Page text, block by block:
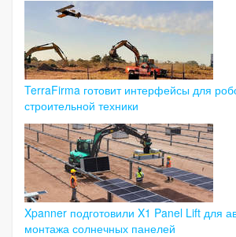
TerraFirma готовит интерфейсы для
строительной техники
Xpanner подготовили X1 Panel Lift для
монтажа солнечных панелей